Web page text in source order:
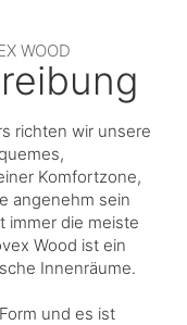
WOOD
richten wir unsere
Komfortzone,
angenehm sein
immer die meiste
Wood ist ein
Innenräume.
und es ist